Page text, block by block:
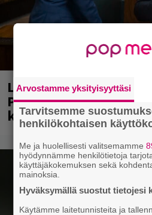
Laittomasta
Paavo Arhinmäki
kädessä – näitä
Arvostamme yksityisyyttäsi
Tarvitsemme
henkilökohtaisen
Me ja huolellisesti valitsemamme
hyödynnämme henkilötietoja
käyttäjäkokemuksen sekä
mainoksia.
Hyväksymällä suostut tietojesi
Käytämme laitetunnisteita ja